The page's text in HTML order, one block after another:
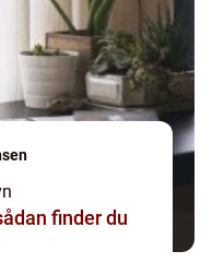
finder du